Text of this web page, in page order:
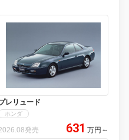
レリュード
ホンダ
発売 631 万円 ～